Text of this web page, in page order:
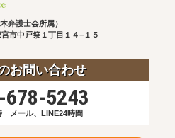
護士会所属）
市中戸祭１丁目１４−１５
お問い合わせ
678-5243
メール、LINE24時間